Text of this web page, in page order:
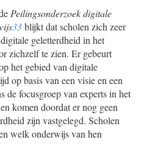
Peilingsonderzoek digitale
33blijkt dat scholen zich zeer
geletterdheid in het
zichzelf te zien. Er gebeurt
het gebied van digitale
op basis van een visie en een
de focusgroep van experts in het
komen doordat er nog geen
zijn vastgelegd. Scholen
welk onderwijs van hen